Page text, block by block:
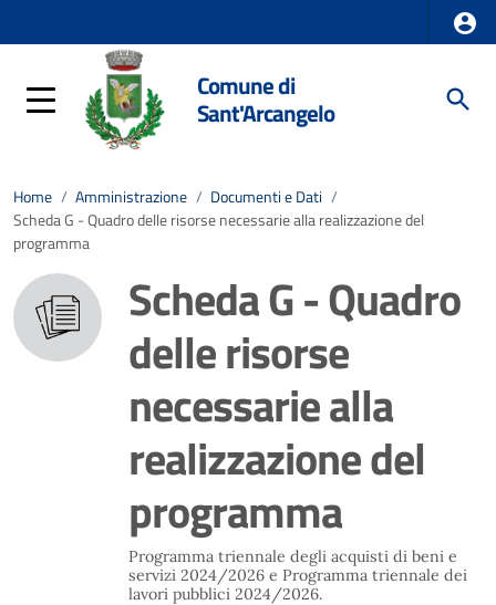
Comune di
Sant'Arcangelo
Home / Amministrazione / Documenti e Dati /
Scheda G - Quadro delle risorse necessarie alla realizzazione del
programma
Scheda G - Quadro
delle risorse
necessarie alla
realizzazione del
programma
Programma triennale degli acquisti di beni e
servizi 2024/2026 e Programma triennale dei
lavori pubblici 2024/2026.